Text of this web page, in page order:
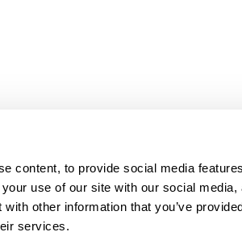
content, to provide social media
use of our site with our social
other information that you’ve
services.